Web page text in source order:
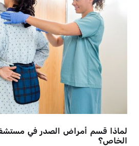
لماذا قسم أمراض الصدر في
الخاص؟